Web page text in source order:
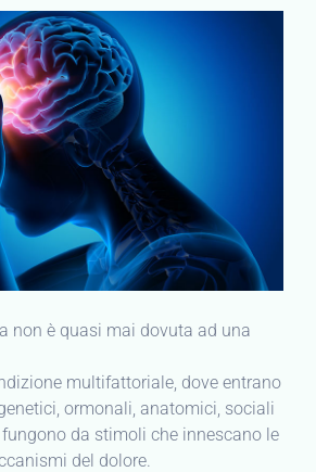
non è quasi mai dovuta ad una
multifattoriale, dove entrano
ormonali, anatomici, sociali
da stimoli che innescano le
del dolore.